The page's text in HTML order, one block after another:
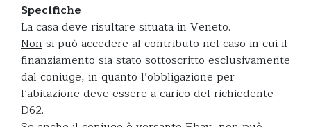
Specifiche
La casa deve risultare situata in Veneto.
Nonsi può accedere al contributo nel caso in cui il
finanziamento sia stato sottoscritto esclusivamente
dal coniuge, in quanto l’obbligazione per
l’abitazione deve essere a carico del richiedente
D62.